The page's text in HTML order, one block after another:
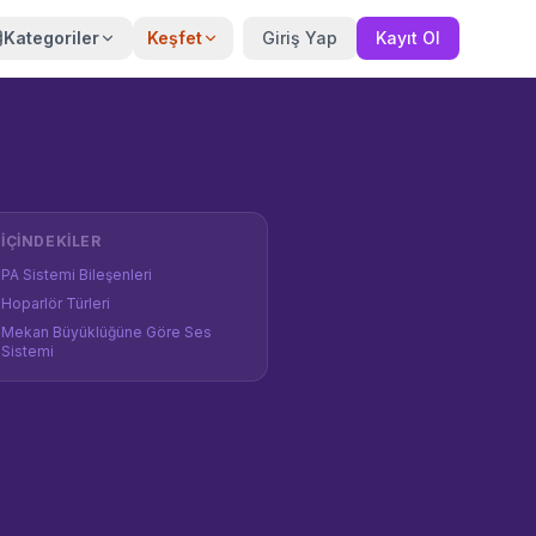
Kategoriler Keşfet Giriş Yap Kayıt Ol
İÇINDEKILER
PA Sistemi Bileşenleri
Hoparlör Türleri
Mekan Büyüklüğüne Göre Ses
Sistemi